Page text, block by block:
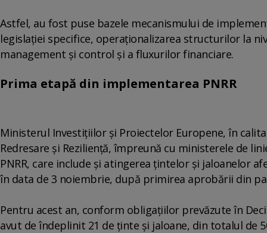
Astfel, au fost puse bazele mecanismului de
legislaţiei specifice, operaţionalizarea structurilor la
management şi control şi a fluxurilor financiare.
Prima etapă din implementarea PNRR
Ministerul Investiţiilor şi Proiectelor Europene, în
Redresare şi Rezilienţă, împreună cu ministerele de
PNRR, care include şi atingerea ţintelor şi jaloanelor
în data de 3 noiembrie, după primirea aprobării din
Pentru acest an, conform obligaţiilor prevăzute în
avut de îndeplinit 21 de ţinte şi jaloane, din totalul de